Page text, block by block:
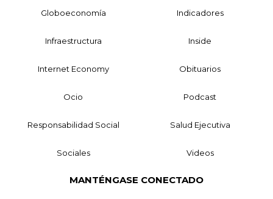
Globoeconomía Indicadores
Infraestructura Inside
Internet Economy Obituarios
Ocio Podcast
Responsabilidad Social Salud Ejecutiva
Sociales Videos
MANTÉNGASE CONECTADO